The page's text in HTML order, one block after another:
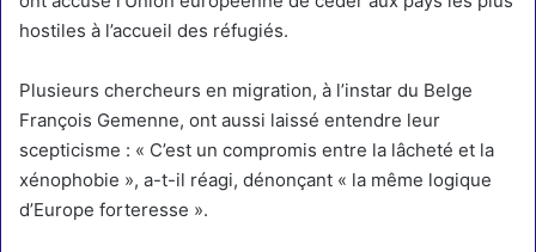
hostiles à l’accueil des réfugiés.
Plusieurs chercheurs en migration, à l’instar du Belge
François Gemenne, ont aussi laissé entendre leur
scepticisme : « C’est un compromis entre la lâcheté et la
xénophobie », a-t-il réagi, dénonçant « la même logique
d’Europe forteresse ».